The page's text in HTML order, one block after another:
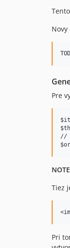
Tento
Pre
//
Tiez
Pri